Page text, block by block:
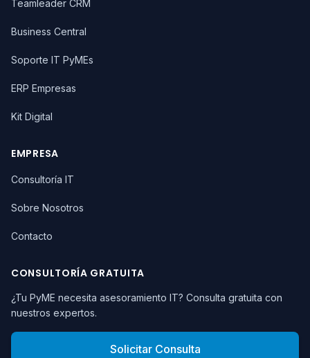
Teamleader CRM
Business Central
Soporte IT PyMEs
ERP Empresas
Kit Digital
EMPRESA
Consultoría IT
Sobre Nosotros
Contacto
CONSULTORÍA GRATUITA
¿Tu PyME necesita asesoramiento IT? Consulta gratuita con
nuestros expertos.
Solicitar Consulta